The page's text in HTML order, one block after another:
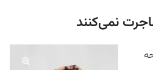
نمی‌کنند